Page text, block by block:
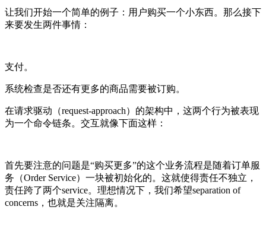
让我们开始一个简单的例子：用户购买一个小东西。那么接下
来要发生两件事情：
支付。
系统检查是否还有更多的商品需要被订购。
在请求驱动（request-approach）的架构中，这两个行为被表现
为一个命令链条。交互就像下面这样：
首先要注意的问题是“购买更多”的这个业务流程是随着订单服
务（Order Service）一块被初始化的。这就使得责任不独立，
责任跨了两个service。理想情况下，我们希望separation of
concerns，也就是关注隔离。